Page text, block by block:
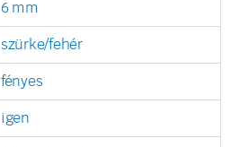
6 mm
szürke/fehér
fényes
igen